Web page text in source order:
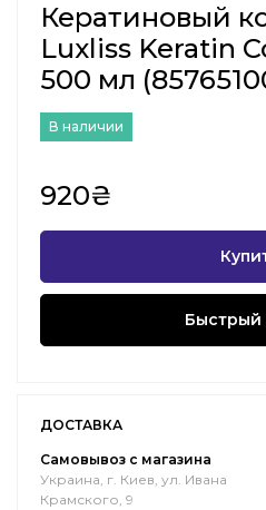
Кератиновый
Luxliss Keratin
500 мл
В наличии
920₴
Быстрый
ДОСТАВКА
Самовывоз с магазина
Украина, г. Киев, ул. Ивана
Крамского, 9